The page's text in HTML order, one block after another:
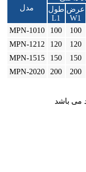
مدل
طول
L1
عرض
W1
MPN-1010
100 100
MPN-1212
120 120
MPN-1515
150 150
MPN-2020
200 200
می باشد